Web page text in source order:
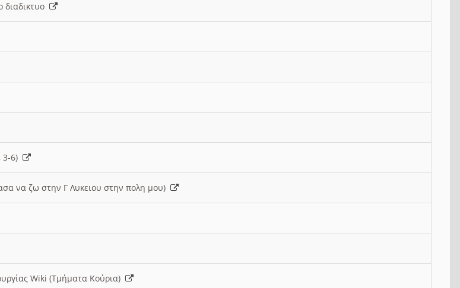
διαδικτυο
3-6)
να ζω στην Γ Λυκειου στην πολη μου)
Wiki (Τμήματα Κούρια)